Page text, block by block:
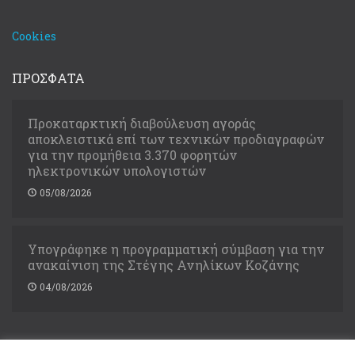
Cookies
ΠΡΟΣΦΑΤΑ
Προκαταρκτική διαβούλευση αγοράς
αποκλειστικά επί των τεχνικών προδιαγραφών
για την προμήθεια 3.370 φορητών
ηλεκτρονικών υπολογιστών
05/08/2026
Υπογράφηκε η προγραμματική σύμβαση για την
ανακαίνιση της Στέγης Ανηλίκων Κοζάνης
04/08/2026